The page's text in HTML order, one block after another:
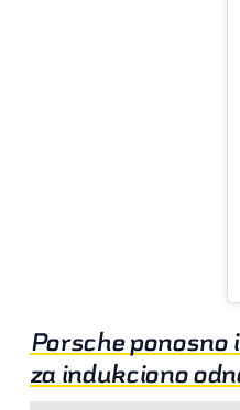
Porsche ponosno
za indukciono